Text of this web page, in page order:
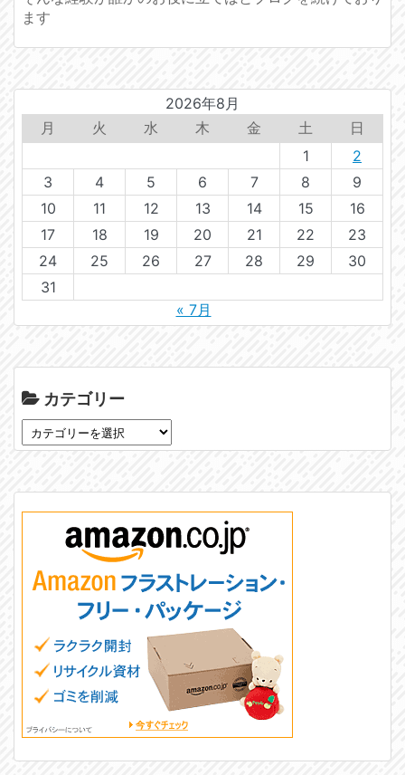
ます
2026年8月
月
火 水 木 金 土
日
1
2
3
4 5 6 7 8
9
10
11 12 13 14 15
16
17
18 19 20 21 22
23
24
25 26 27 28 29
30
31
« 7月
カテゴリー